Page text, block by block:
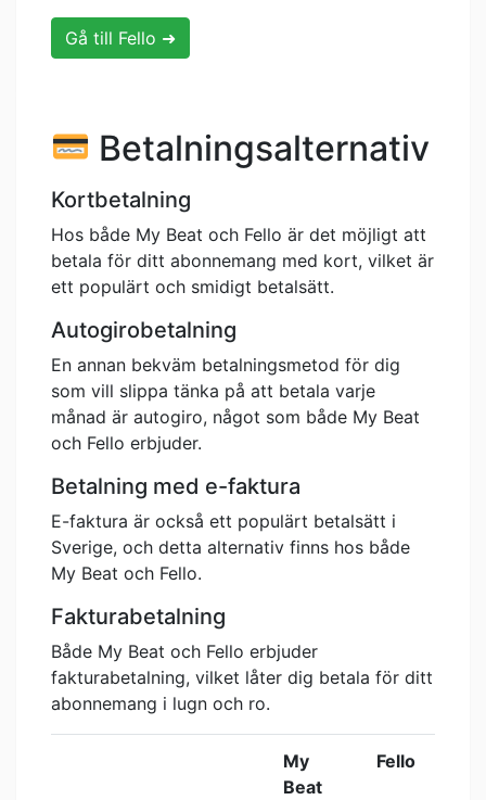
Gå till Fello ➜
Betalningsalternativ
Kortbetalning
Hos både My Beat och Fello är det möjligt att
betala för ditt abonnemang med kort, vilket är
ett populärt och smidigt betalsätt.
Autogirobetalning
En annan bekväm betalningsmetod för dig
som vill slippa tänka på att betala varje
månad är autogiro, något som både My Beat
och Fello erbjuder.
Betalning med e-faktura
E-faktura är också ett populärt betalsätt i
Sverige, och detta alternativ finns hos både
My Beat och Fello.
Fakturabetalning
Både My Beat och Fello erbjuder
fakturabetalning, vilket låter dig betala för ditt
abonnemang i lugn och ro.
My
Beat
Fello